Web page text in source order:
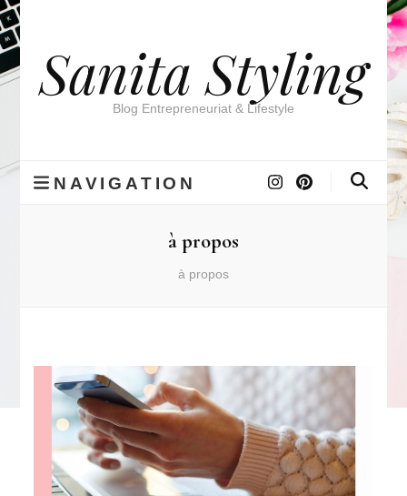
Sanita Styling
Blog Entrepreneuriat & Lifestyle
NAVIGATION
à propos
à propos